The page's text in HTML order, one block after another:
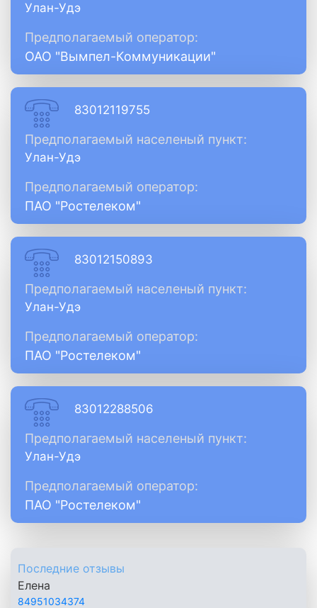
Улан-Удэ
Предполагаемый оператор:
ОАО "Вымпел-Коммуникации"
83012119755
Предполагаемый населеный пункт:
Улан-Удэ
Предполагаемый оператор:
ПАО "Ростелеком"
83012150893
Предполагаемый населеный пункт:
Улан-Удэ
Предполагаемый оператор:
ПАО "Ростелеком"
83012288506
Предполагаемый населеный пункт:
Улан-Удэ
Предполагаемый оператор:
ПАО "Ростелеком"
Последние отзывы
Елена
84951034374